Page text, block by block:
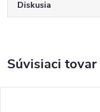
Diskusia
Súvisiaci tovar